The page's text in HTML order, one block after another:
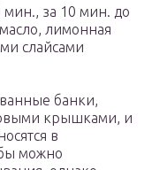
за 10 мин. до
лимонная
слайсами
банки,
крышками, и
в
можно